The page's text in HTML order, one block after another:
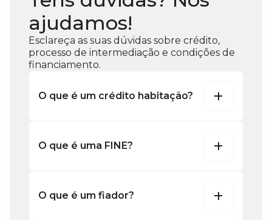
ajudamos!
Esclareça as suas dúvidas sobre crédito,
processo de intermediação e condições de
financiamento.
O que é um crédito habitação?
O que é uma FINE?
O que é um fiador?